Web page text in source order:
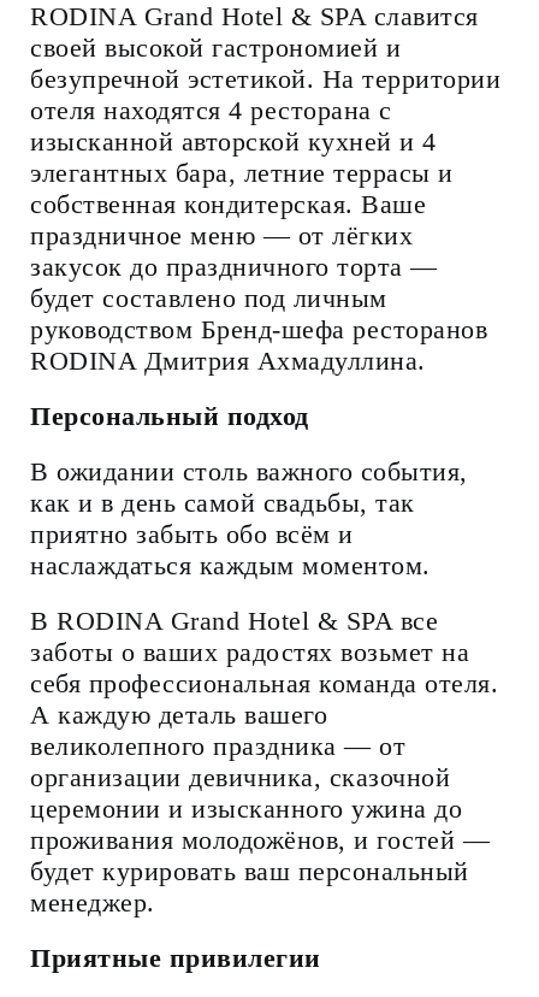
RODINA Grand Hotel & SPA славится
своей высокой гастрономией и
безупречной эстетикой. На территории
отеля находятся 4 ресторана с
изысканной авторской кухней и 4
элегантных бара, летние террасы и
собственная кондитерская. Ваше
праздничное меню — от лёгких
закусок до праздничного торта —
будет составлено под личным
руководством Бренд-шефа ресторанов
RODINA Дмитрия Ахмадуллина.
Персональный подход
В ожидании столь важного события,
как и в день самой свадьбы, так
приятно забыть обо всём и
наслаждаться каждым моментом.
В RODINA Grand Hotel & SPA все
заботы о ваших радостях возьмет на
себя профессиональная команда отеля.
А каждую деталь вашего
великолепного праздника — от
организации девичника, сказочной
церемонии и изысканного ужина до
проживания молодожёнов, и гостей —
будет курировать ваш персональный
менеджер.
Приятные привилегии